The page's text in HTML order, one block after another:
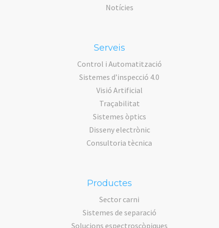
Notícies
Serveis
Control i Automatització
Sistemes d’inspecció 4.0
Visió Artificial
Traçabilitat
Sistemes òptics
Disseny electrònic
Consultoria tècnica
Productes
Sector carni
Sistemes de separació
Solucions espectroscòpiques